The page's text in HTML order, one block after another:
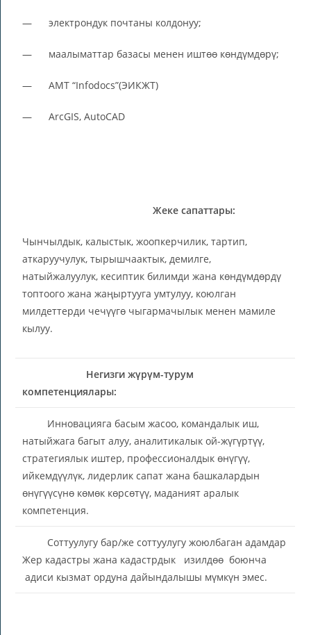
— электрондук почтаны колдонуу;
— маалыматтар базасы менен иштөө көндүмдөрү;
— АМТ “Infodocs”(ЭИКЖТ)
— ArcGIS, AutoCAD
Жеке сапаттары:
Чынчылдык, калыстык, жоопкерчилик, тартип,
аткаруучулук, тырышчаактык, демилге,
натыйжалуулук, кесиптик билимди жана көндүмдөрдү
топтоого жана жаңыртууга умтулуу, коюлган
милдеттерди чечүүгө чыгармачылык менен мамиле
кылуу.
Негизги жүрүм-турум
компетенциялары:
Инновацияга басым жасоо, командалык иш,
натыйжага багыт алуу, аналитикалык ой-жүгүртүү,
стратегиялык иштер, профессионалдык өнүгүү,
ийкемдүүлүк, лидерлик сапат жана башкалардын
өнүгүүсүнө көмөк көрсөтүү, маданият аралык
компетенция.
Соттуулугу бар/же соттуулугу жоюлбаган адамдар
Жер кадастры жана кадастрдык изилдөө боюнча
адиси кызмат ордуна дайындалышы мүмкүн эмес.